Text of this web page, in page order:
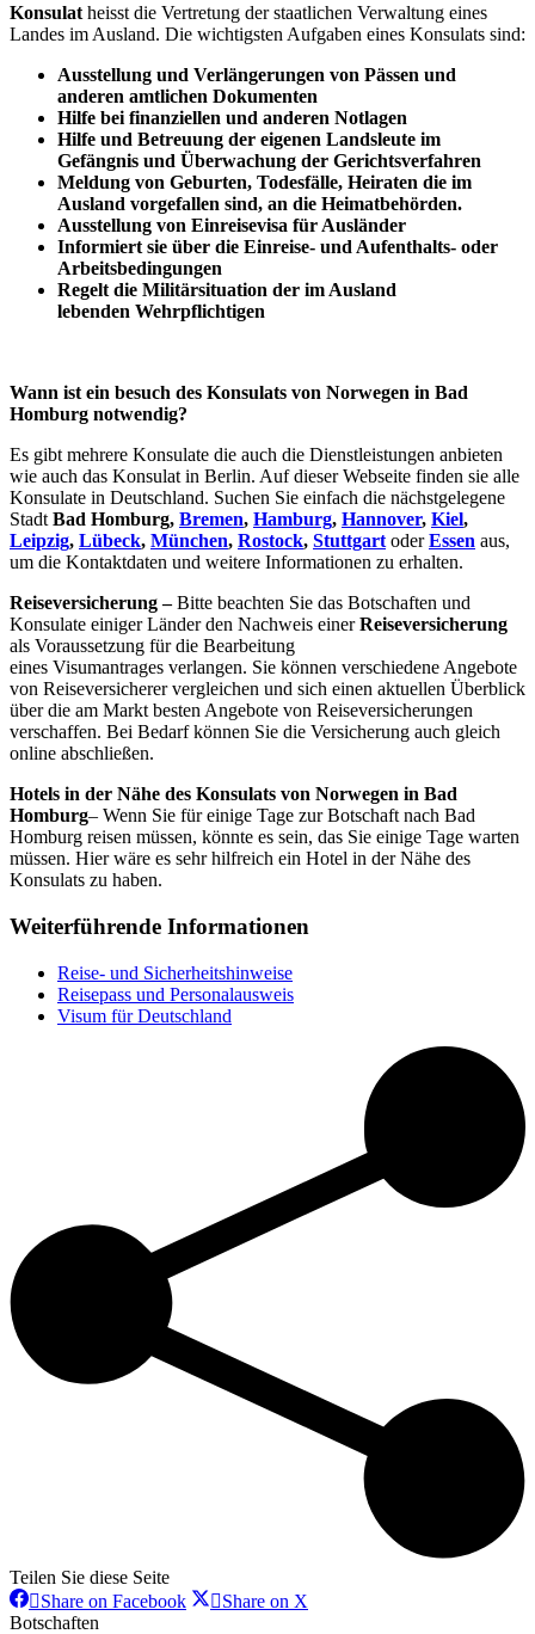
Konsulatheisst die Vertretung der staatlichen Verwaltung eines
Landes im Ausland. Die wichtigsten Aufgaben eines Konsulats sind:
Ausstellung und Verlängerungen von Pässen und
anderen amtlichen Dokumenten
Hilfe bei finanziellen und anderen Notlagen
Hilfe und Betreuung der eigenen Landsleute im
Gefängnis und Überwachung der Gerichtsverfahren
Meldung von Geburten, Todesfälle, Heiraten die im
Ausland vorgefallen sind, an die Heimatbehörden.
Ausstellung von Einreisevisa für Ausländer
Informiert sie über die Einreise- und Aufenthalts- oder
Arbeitsbedingungen
Regelt die Militärsituation der im Ausland
lebenden Wehrpflichtigen
Wann ist ein besuch des Konsulats von Norwegen in Bad
Homburg notwendig?
Es gibt mehrere Konsulate die auch die Dienstleistungen anbieten
wie auch das Konsulat in Berlin. Auf dieser Webseite finden sie alle
Konsulate in Deutschland. Suchen Sie einfach die nächstgelegene
StadtBad Homburg, Bremen, Hamburg, Hannover, Kiel,
Leipzig, Lübeck, München, Rostock, Stuttgart oderEssen aus,
um die Kontaktdaten und weitere Informationen zu erhalten.
Reiseversicherung –Bitte beachten Sie das Botschaften und
Konsulate einiger Länder den Nachweis einerReiseversicherung
als Voraussetzung für die Bearbeitung
eines Visumantrages verlangen. Sie können verschiedene Angebote
von Reiseversicherer vergleichen und sich einen aktuellen Überblick
über die am Markt besten Angebote von Reiseversicherungen
verschaffen. Bei Bedarf können Sie die Versicherung auch gleich
online abschließen.
Hotels in der Nähe des Konsulats von Norwegen in Bad
Homburg– Wenn Sie für einige Tage zur Botschaft nach Bad
Homburg reisen müssen, könnte es sein, das Sie einige Tage warten
müssen. Hier wäre es sehr hilfreich ein Hotel in der Nähe des
Konsulats zu haben.
Weiterführende Informationen
Reise- und Sicherheitshinweise
Reisepass und Personalausweis
Visum für Deutschland
Teilen Sie diese Seite
Share on FacebookShareShare on X
Botschaften